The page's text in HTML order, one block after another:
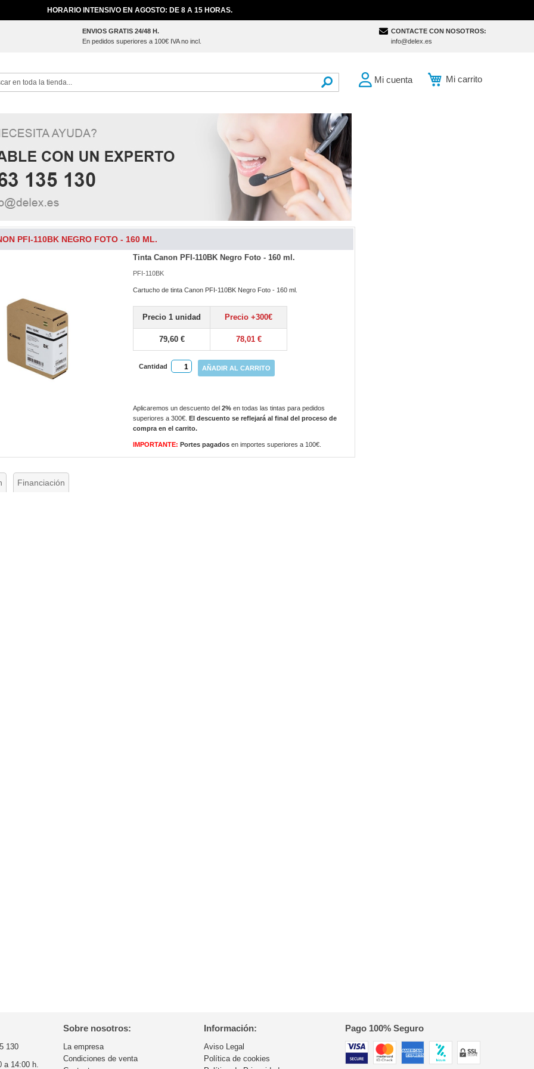
HORARIO INTENSIVO EN AGOSTO: DE 8 A 15 HORAS.
ENVIOS GRATIS 24/48 H.
En pedidos superiores a 100€ IVA no incl.
CONTACTE CON NOSOTROS:
info@delex.es
Mi carrito
Mi cuenta
PFI-110BK NEGRO FOTO - 160 ML.
Tinta Canon PFI-110BK Negro Foto - 160 ml.
PFI-110BK
Cartucho de tinta Canon PFI-110BK Negro Foto - 160 ml.
Precio 1 unidad Precio +300€
79,60 € 78,01 €
Cantidad AÑADIR AL CARRITO
Aplicaremos un descuento del2% en todas las tintas para pedidos
superiores a 300€.El descuento se reflejará al final del proceso de
compra en el carrito.
IMPORTANTE: Portes pagadosen importes superiores a 100€.
Financiación
130
a 14:00 h.
Sobre nosotros:
La empresa
Condiciones de venta
Información:
Aviso Legal
Política de cookies
Pago 100% Seguro